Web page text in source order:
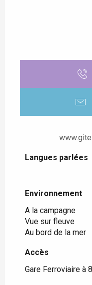
Langues parlées
Langues parlées
Environnement
Environnement
A la campagne
Vue sur fleuve
Au bord de la mer
Accès
Accès
Gare Ferroviaire à